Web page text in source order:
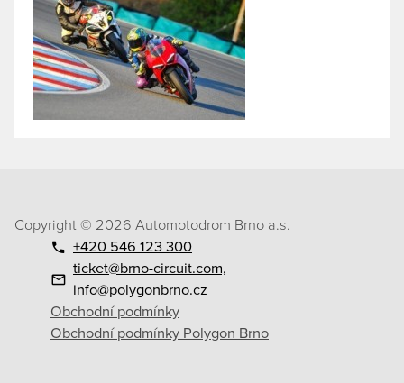
Copyright © 2026 Automotodrom Brno a.s.
+420 546 123 300
ticket@brno-circuit.com,
info@polygonbrno.cz
Obchodní podmínky
Obchodní podmínky Polygon Brno